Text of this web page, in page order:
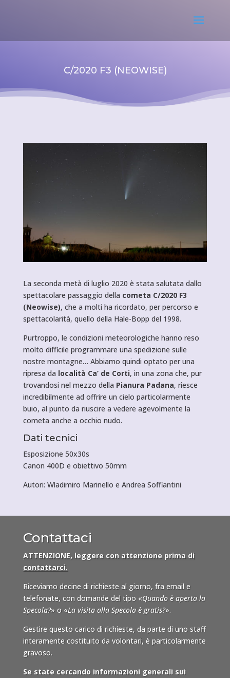
C/2020 F3 (NEOWISE)
La seconda metà di luglio 2020 è stata salutata dallo
spettacolare passaggio della cometa C/2020 F3
(Neowise), che a molti ha ricordato, per percorso e
spettacolarità, quello della Hale-Bopp del 1998.
Purtroppo, le condizioni meteorologiche hanno reso
molto difficile programmare una spedizione sulle
nostre montagne… Abbiamo quindi optato per una
ripresa da località Ca’ de Corti, in una zona che, pur
trovandosi nel mezzo della Pianura Padana, riesce
incredibilmente ad offrire un cielo particolarmente
buio, al punto da riuscire a vedere agevolmente la
cometa anche a occhio nudo.
Dati tecnici
Esposizione 50x30s
Canon 400D e obiettivo 50mm
Autori: Wladimiro Marinello e Andrea Soffiantini
Contattaci
ATTENZIONE, leggere con attenzione prima di
contattarci.
Riceviamo decine di richieste al giorno, fra email e
telefonate, con domande del tipo «Quando è aperta la
Specola?» o «La visita alla Specola è gratis?».
Gestire questo carico di richieste, da parte di uno staff
interamente costituito da volontari, è particolarmente
gravoso.
Se state cercando informazioni generali sui